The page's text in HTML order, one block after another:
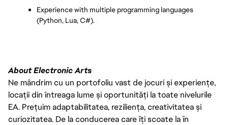
Experience with multiple programming languages
(Python, Lua, C#).
About Electronic Arts
Ne mândrim cu un portofoliu vast de jocuri și experiențe,
locații din întreaga lume și oportunități la toate nivelurile
EA. Prețuim adaptabilitatea, reziliența, creativitatea și
curiozitatea. De la conducerea care îți scoate la în